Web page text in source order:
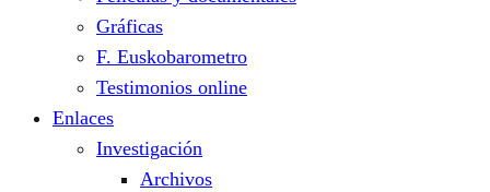
Gráficas
F. Euskobarometro
Testimonios online
Enlaces
Investigación
Archivos